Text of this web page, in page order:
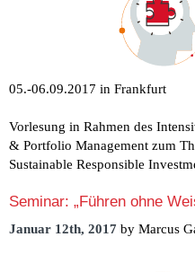
05.-06.09.2017 in Frankfurt
Vorlesung in Rahmen des
& Portfolio Management zum
Sustainable Responsible
Seminar: „Führen ohne
Januar 12th, 2017 by Marcus